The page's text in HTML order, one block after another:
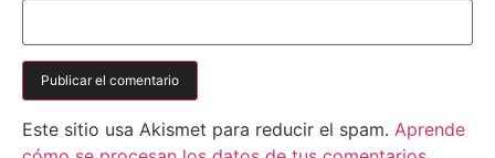
Este sitio usa Akismet para reducir el spam. Aprende